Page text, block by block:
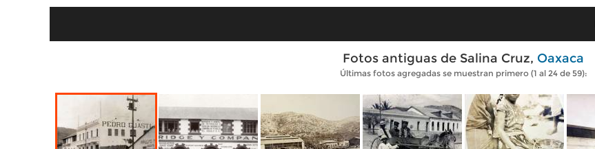
Fotos antiguas de Salina Cruz, Oaxaca
Últimas fotos agregadas se muestran primero (1 al 24 de 59):